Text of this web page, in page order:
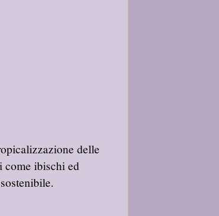
delle
come ibischi ed